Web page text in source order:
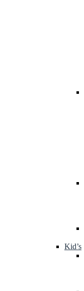
Kid’s